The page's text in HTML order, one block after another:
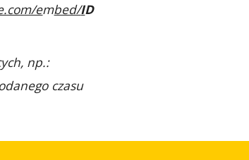
embed/ID
np.:
czasu